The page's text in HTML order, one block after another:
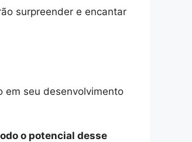
surpreender e encantar
em seu desenvolvimento
o potencial desse